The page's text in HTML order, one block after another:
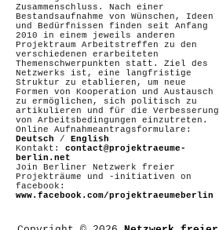
Zusammenschluss. Nach einer
Bestandsaufnahme von Wünschen, Ideen
und Bedürfnissen finden seit Anfang
2010 in einem jeweils anderen
Projektraum Arbeitstreffen zu den
verschiedenen erarbeiteten
Themenschwerpunkten statt. Ziel des
Netzwerks ist, eine langfristige
Struktur zu etablieren, um neue
Formen von Kooperation und Austausch
zu ermöglichen, sich politisch zu
artikulieren und für die Verbesserung
von Arbeitsbedingungen einzutreten.
Online Aufnahmeantragsformulare:
Deutsch / English
Kontakt: contact@projektraeume-
berlin.net
Join Berliner Netzwerk freier
Projekträume und -initiativen on
facebook:
www.facebook.com/projektraeumeberlin